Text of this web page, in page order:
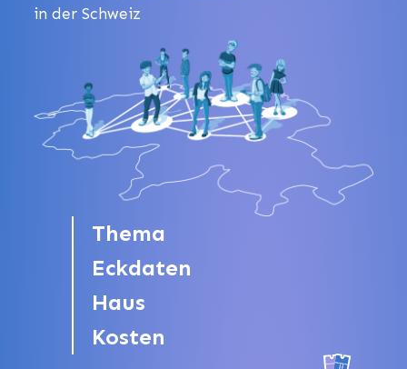
in der Schweiz
Thema
Eckdaten
Haus
Kosten